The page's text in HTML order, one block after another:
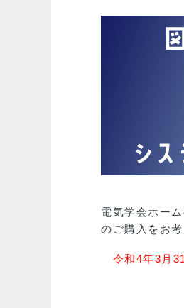
電気学会ホー
のご購入をお
令和4年3月